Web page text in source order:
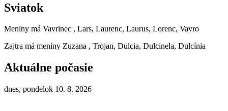
Sviatok
Meniny má Vavrinec , Lars, Laurenc, Laurus, Lorenc, Vavro
Zajtra má meniny Zuzana , Trojan, Dulcia, Dulcinela, Dulcínia
Aktuálne počasie
dnes, pondelok 10. 8. 2026